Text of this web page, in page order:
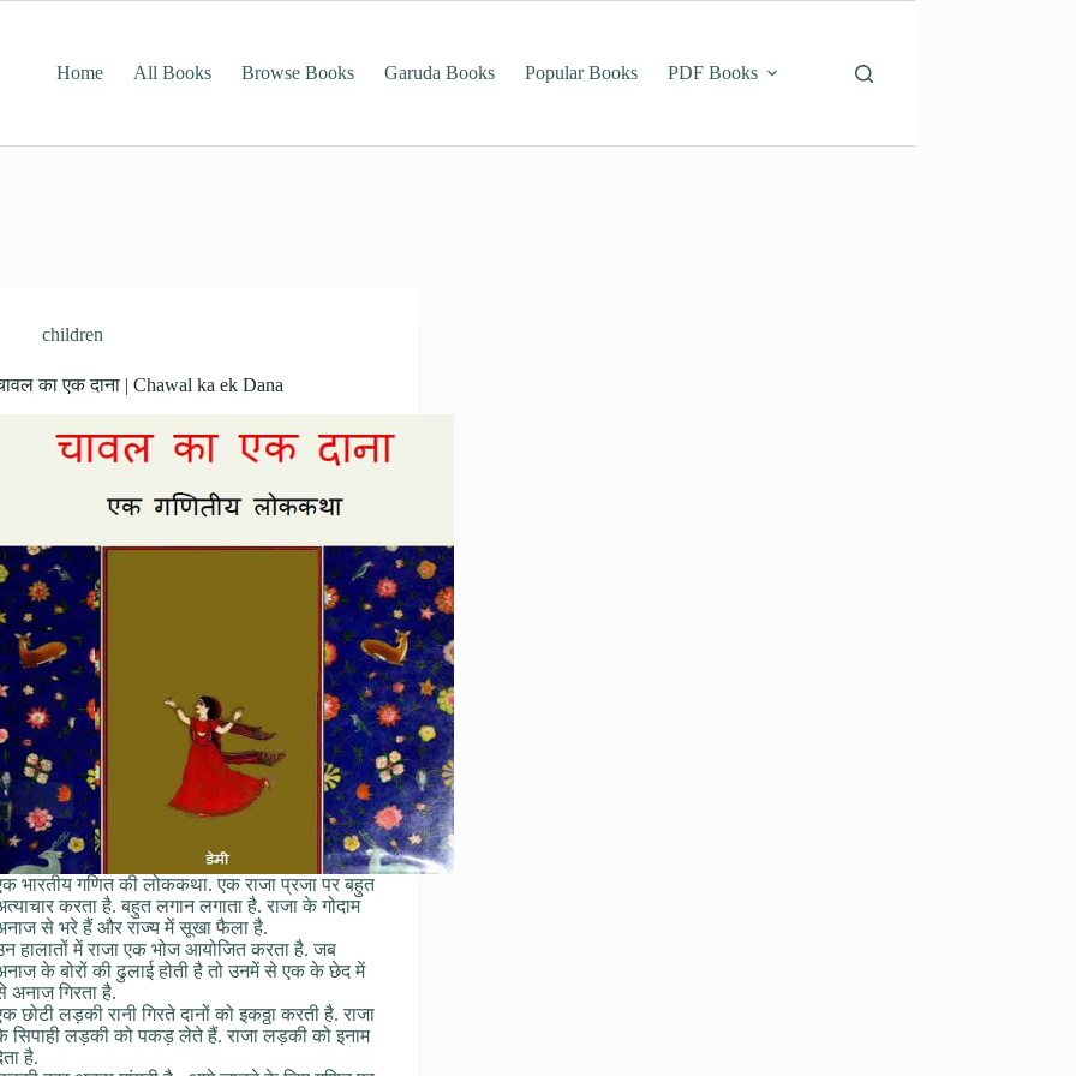
Home All Books Browse Books Garuda Books Popular Books PDF Books
children
का एक दाना | Chawal ka ek Dana
भारतीय गणित की लोककथा. एक राजा प्रजा पर बहुत
करता है. बहुत लगान लगाता है. राजा के गोदाम
से भरे हैं और राज्य में सूखा फैला है.
हालातों में राजा एक भोज आयोजित करता है. जब
के बोरों की ढुलाई होती है तो उनमें से एक के छेद में
अनाज गिरता है.
छोटी लड़की रानी गिरते दानों को इकठ्ठा करती है. राजा
सिपाही लड़की को पकड़ लेते हैं. राजा लड़की को इनाम
है.